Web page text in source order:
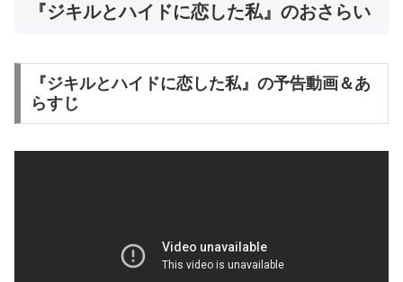
『ジキルとハイドに恋した私』のおさらい
『ジキルとハイドに恋した私』の予告動画＆あ
らすじ